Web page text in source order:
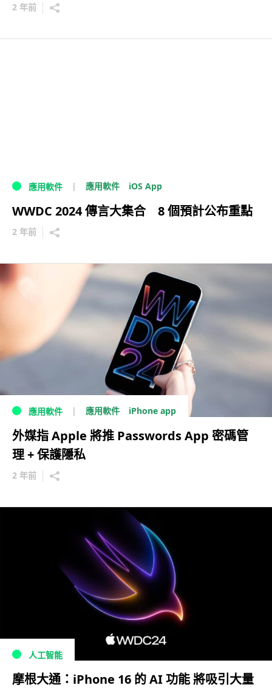
2 年前
應用軟件 應用軟件 iOS App
WWDC 2024 傳言大集合 8 個預計公布重點
2 年前
應用軟件 應用軟件 iPhone app
外媒指 Apple 將推 Passwords App 密碼管
理 + 保護隱私
2 年前
人工智能
摩根大通：iPhone 16 的 AI 功能 將吸引大量